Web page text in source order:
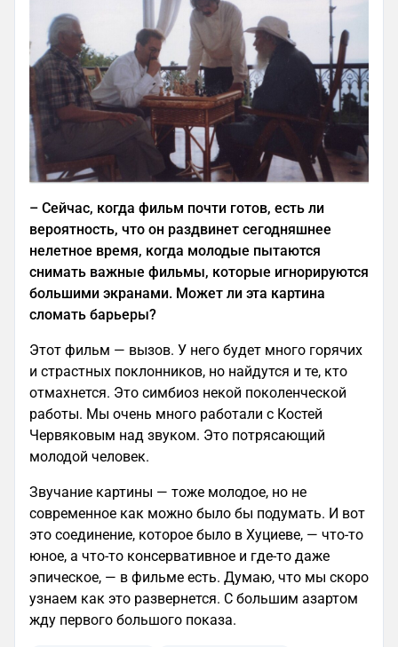
– Сейчас, когда фильм почти готов, есть ли
вероятность, что он раздвинет сегодняшнее
нелетное время, когда молодые пытаются
снимать важные фильмы, которые игнорируются
большими экранами. Может ли эта картина
сломать барьеры?
Этот фильм — вызов. У него будет много горячих
и страстных поклонников, но найдутся и те, кто
отмахнется. Это симбиоз некой поколенческой
работы. Мы очень много работали с Костей
Червяковым над звуком. Это потрясающий
молодой человек.
Звучание картины — тоже молодое, но не
современное как можно было бы подумать. И вот
это соединение, которое было в Хуциеве, — что-то
юное, а что-то консервативное и где-то даже
эпическое, — в фильме есть. Думаю, что мы скоро
узнаем как это развернется. С большим азартом
жду первого большого показа.